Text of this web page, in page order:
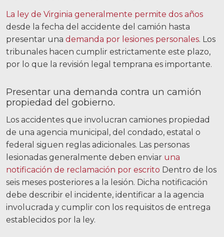
La ley de Virginia generalmente permite dos años
desde la fecha del accidente del camión hasta
presentar una demanda por lesiones personales. Los
tribunales hacen cumplir estrictamente este plazo,
por lo que la revisión legal temprana es importante.
Presentar una demanda contra un camión
propiedad del gobierno.
Los accidentes que involucran camiones propiedad
de una agencia municipal, del condado, estatal o
federal siguen reglas adicionales. Las personas
lesionadas generalmente deben enviar una
notificación de reclamación por escrito Dentro de los
seis meses posteriores a la lesión. Dicha notificación
debe describir el incidente, identificar a la agencia
involucrada y cumplir con los requisitos de entrega
establecidos por la ley.